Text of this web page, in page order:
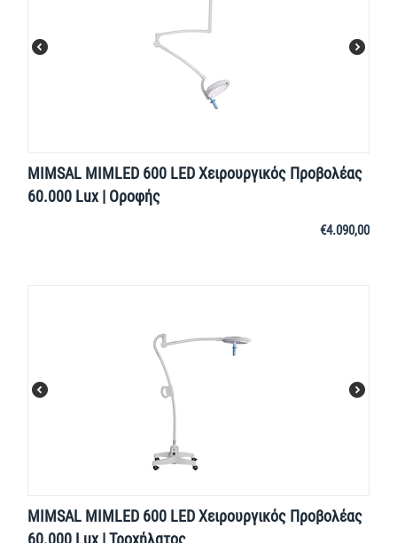
MIMSAL MIMLED 600 LED Χειρουργικός Προβολέας
60.000 Lux | Οροφής
€4.090,00
MIMSAL MIMLED 600 LED Χειρουργικός Προβολέας
60.000 Lux | Τροχήλατος